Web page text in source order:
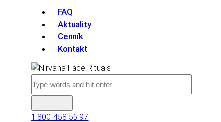
FAQ
Aktuality
Cenník
Kontakt
1 800 458 56 97